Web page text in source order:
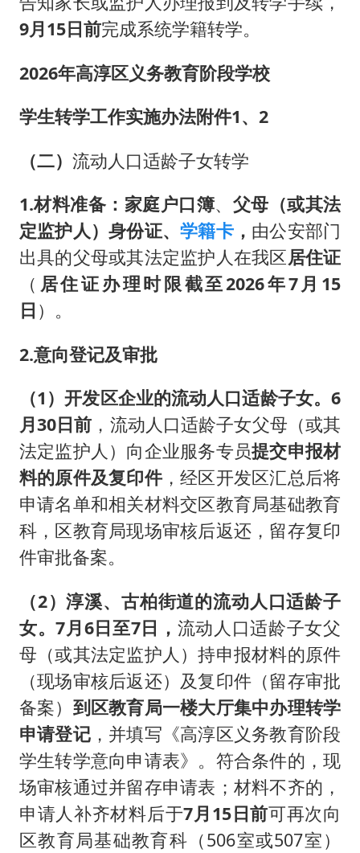
9月15日前完成系统学籍转学。
2026年高淳区义务教育阶段学校
学生转学工作实施办法附件1、2
（二） 流动人口适龄子女转学
1.材料准备： 家庭户口簿、 父母（或其法
定监护人）身份证、学籍卡， 由公安部门
出具的父母或其法定监护人在我区居住证
（ 居住证办理时限截至2026年7月15
日 ）。
2.意向登记及审批
（1）开发区企业的流动人口适龄子女。6
月30日前 ，流动人口适龄子女父母（或其
法定监护人）向企业服务专员提交申报材
料的原件及复印件，经区开发区汇总后将
申请名单和相关材料交区教育局基础教育
科，区教育局现场审核后返还，留存复印
件审批备案。
（2）淳溪、古柏街道的流动人口适龄子
女。7月6日至7日， 流动人口适龄子女父
母（或其法定监护人）持申报材料的原件
（现场审核后返还）及复印件（留存审批
备案） 到区教育局一楼大厅集中办理转学
申请登记，并填写《高淳区义务教育阶段
学生转学意向申请表》。符合条件的，现
场审核通过并留存申请表；材料不齐的，
申请人补齐材料后于7月15日前可再次向
区教育局基础教育科（506室或507室）